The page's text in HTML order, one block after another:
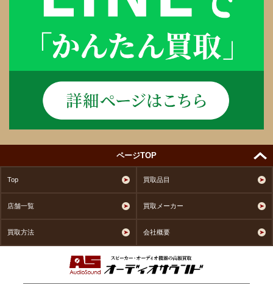
ページTOP
Top 買取品目
店舗一覧 買取メーカー
買取方法 会社概要